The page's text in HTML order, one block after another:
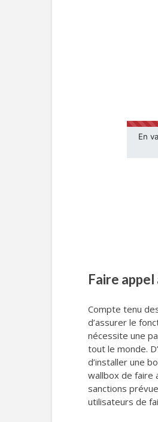
Faire
Compte tenu
d’assurer le
nécessite une
tout le monde.
d’installer une
wallbox de faire
sanctions
utilisateurs de